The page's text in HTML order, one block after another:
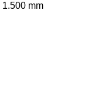
1.500 mm